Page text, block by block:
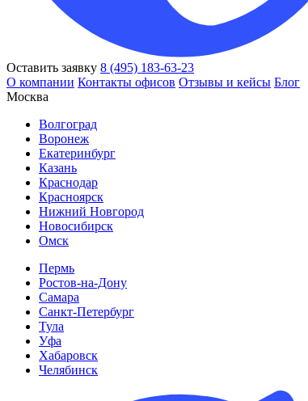
Оставить заявку 8 (495) 183-63-23
О компании Контакты офисов Отзывы и кейсы Блог
Москва
Волгоград
Воронеж
Екатеринбург
Казань
Краснодар
Красноярск
Нижний Новгород
Новосибирск
Омск
Пермь
Ростов-на-Дону
Самара
Санкт-Петербург
Тула
Уфа
Хабаровск
Челябинск